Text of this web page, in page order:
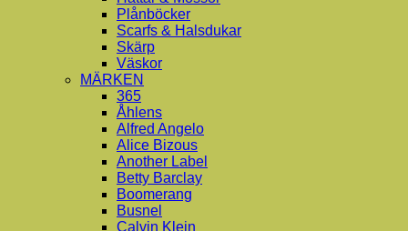
Plånböcker
Scarfs & Halsdukar
Skärp
Väskor
MÄRKEN
365
Åhlens
Alfred Angelo
Alice Bizous
Another Label
Betty Barclay
Boomerang
Busnel
Calvin Klein